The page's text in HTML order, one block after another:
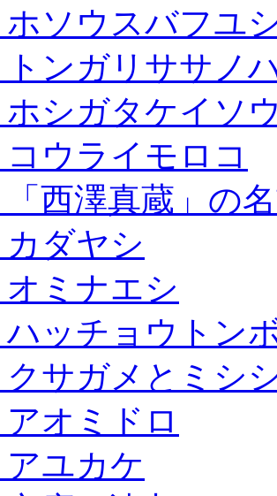
ホソウスバフユ
トンガリササノ
ホシガタケイソ
コウライモロコ
「西澤真蔵」の
カダヤシ
オミナエシ
ハッチョウトン
クサガメとミシ
アオミドロ
アユカケ